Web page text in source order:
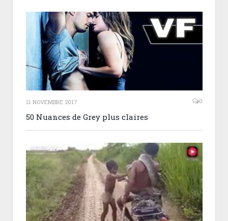
11 NOVEMBRE 2017 0
50 Nuances de Grey plus claires